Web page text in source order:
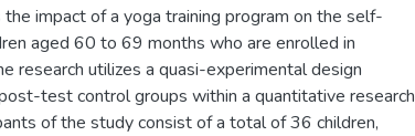
impact of a yoga training program on the self-
aged 60 to 69 months who are enrolled in
research utilizes a quasi-experimental design
test control groups within a quantitative research
of the study consist of a total of 36 children,